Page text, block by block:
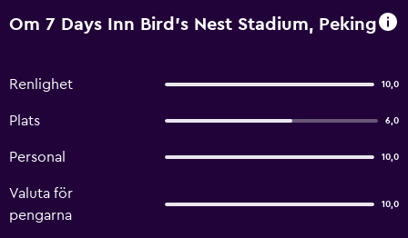
Om 7 Days Inn Bird's Nest Stadium, Peking
Renlighet 10,0
Plats 6,0
Personal 10,0
Valuta för
pengarna
10,0